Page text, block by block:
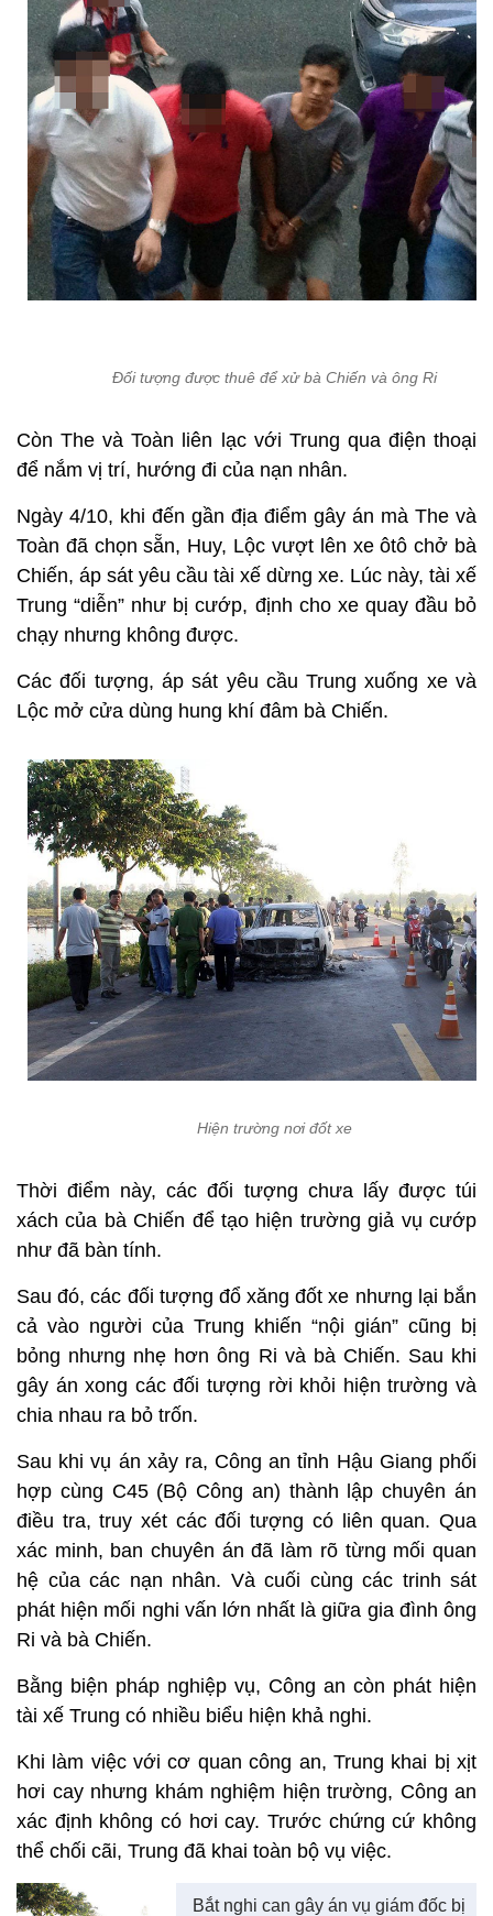
Đối tượng được thuê để xử bà Chiến và ông Ri
Còn The và Toàn liên lạc với Trung qua điện thoại
để nắm vị trí, hướng đi của nạn nhân.
Ngày 4/10, khi đến gần địa điểm gây án mà The và
Toàn đã chọn sẵn, Huy, Lộc vượt lên xe ôtô chở bà
Chiến, áp sát yêu cầu tài xế dừng xe. Lúc này, tài xế
Trung “diễn” như bị cướp, định cho xe quay đầu bỏ
chạy nhưng không được.
Các đối tượng, áp sát yêu cầu Trung xuống xe và
Lộc mở cửa dùng hung khí đâm bà Chiến.
Hiện trường nơi đốt xe
Thời điểm này, các đối tượng chưa lấy được túi
xách của bà Chiến để tạo hiện trường giả vụ cướp
như đã bàn tính.
Sau đó, các đối tượng đổ xăng đốt xe nhưng lại bắn
cả vào người của Trung khiến “nội gián” cũng bị
bỏng nhưng nhẹ hơn ông Ri và bà Chiến. Sau khi
gây án xong các đối tượng rời khỏi hiện trường và
chia nhau ra bỏ trốn.
Sau khi vụ án xảy ra, Công an tỉnh Hậu Giang phối
hợp cùng C45 (Bộ Công an) thành lập chuyên án
điều tra, truy xét các đối tượng có liên quan. Qua
xác minh, ban chuyên án đã làm rõ từng mối quan
hệ của các nạn nhân. Và cuối cùng các trinh sát
phát hiện mối nghi vấn lớn nhất là giữa gia đình ông
Ri và bà Chiến.
Bằng biện pháp nghiệp vụ, Công an còn phát hiện
tài xế Trung có nhiều biểu hiện khả nghi.
Khi làm việc với cơ quan công an, Trung khai bị xịt
hơi cay nhưng khám nghiệm hiện trường, Công an
xác định không có hơi cay. Trước chứng cứ không
thể chối cãi, Trung đã khai toàn bộ vụ việc.
Bắt nghi can gây án vụ giám đốc bị